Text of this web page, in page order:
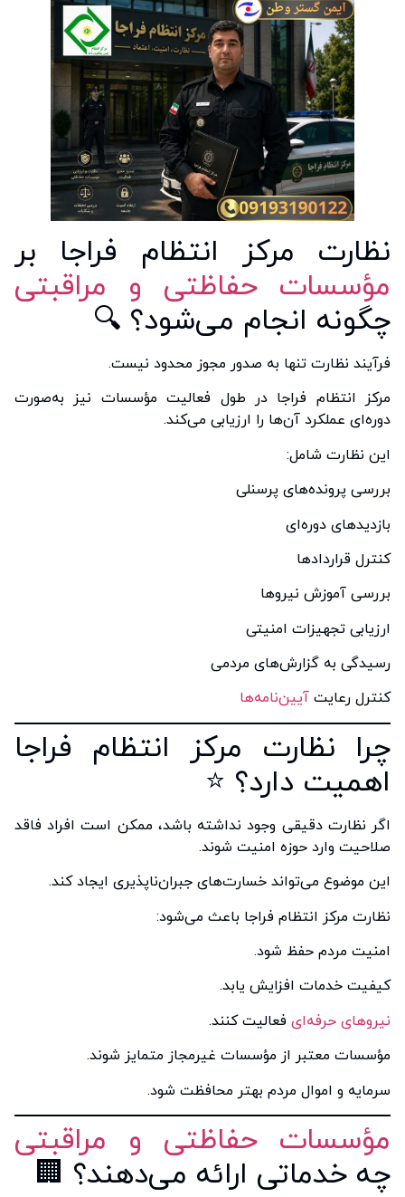
نظارت مرکز انتظام فراجا بر
مؤسسات حفاظتی و مراقبتی
چگونه انجام می‌شود؟ 🔍
فرآیند نظارت تنها به صدور مجوز محدود نیست.
مرکز انتظام فراجا در طول فعالیت مؤسسات نیز به‌صورت
دوره‌ای عملکرد آن‌ها را ارزیابی می‌کند.
این نظارت شامل:
بررسی پرونده‌های پرسنلی
بازدیدهای دوره‌ای
کنترل قراردادها
بررسی آموزش نیروها
ارزیابی تجهیزات امنیتی
رسیدگی به گزارش‌های مردمی
کنترل رعایت آیین‌نامه‌ها
چرا نظارت مرکز انتظام فراجا
اهمیت دارد؟ ⭐
اگر نظارت دقیقی وجود نداشته باشد، ممکن است افراد فاقد
صلاحیت وارد حوزه امنیت شوند.
این موضوع می‌تواند خسارت‌های جبران‌ناپذیری ایجاد کند.
نظارت مرکز انتظام فراجا باعث می‌شود:
امنیت مردم حفظ شود.
کیفیت خدمات افزایش یابد.
نیروهای حرفه‌ای فعالیت کنند.
مؤسسات معتبر از مؤسسات غیرمجاز متمایز شوند.
سرمایه و اموال مردم بهتر محافظت شود.
مؤسسات حفاظتی و مراقبتی
چه خدماتی ارائه می‌دهند؟ 🏢